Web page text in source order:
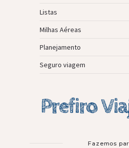
Listas
Milhas Aéreas
Planejamento
Seguro viagem
Fazemos